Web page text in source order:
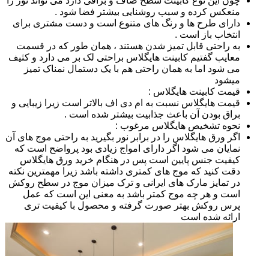
منعکس کرده و سبب روشنایی بیشتر فضا شود .
دارای طرح ها و رنگ های متنوع است و دست مشتری برای
انتخاب باز است .
به راحتی قابل تمیز شدن هستند ، همان طور که در قسمت
معایب گفتیم کابینت هایگلاس براحتی لک بر می دارد و کثیف
می شود اما به همان راحتی هم با یک دستمال نمناک تمیز
میشود
قیمت کابینت هایگلاس :
قیمت هایگلاس نسبت به ام دی اف بالاتر است زیرا زیبایی و
براق بودن آن باعث جذابیت بیشتر شده است .
نحوه تشخیص هایگلاس مرغوب :
اگر ورق هایگلاس را در برابر نور بگیرید به راحتی موج های آن
نمایان می شود اگر دارای امواج زیادی بود پرواضح است که
کیفیت جنس پایین است پس در هنگام خرید ورق هایگلاس
دقت کنید که موج های کمتری داشته باشد زیرا مهمترین نکته
در تمایز مارک های ایرانی و ترک میزان موج در سطح روکش
است و هر چه موج کمتر باشد به معنی این است که عمل
پرس روکش بهتر صورت گرفته و محصول با کیفیت تری
ارائه شده است